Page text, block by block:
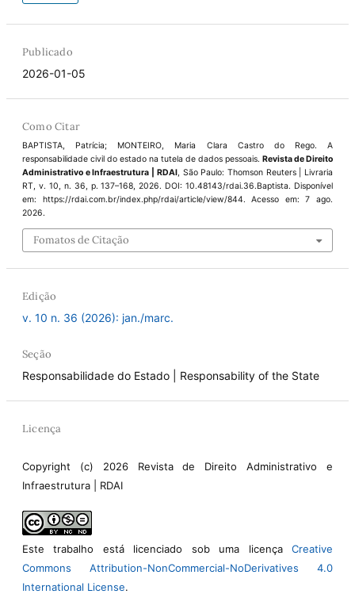
Publicado
2026-01-05
Como Citar
BAPTISTA, Patrícia; MONTEIRO, Maria Clara Castro do Rego. A
responsabilidade civil do estado na tutela de dados pessoais. Revista de Direito
Administrativo e Infraestrutura | RDAI, São Paulo: Thomson Reuters | Livraria
RT, v. 10, n. 36, p. 137–168, 2026. DOI: 10.48143/rdai.36.Baptista. Disponível
em: https://rdai.com.br/index.php/rdai/article/view/844. Acesso em: 7 ago.
2026.
Fomatos de Citação
Edição
v. 10 n. 36 (2026): jan./marc.
Seção
Responsabilidade do Estado | Responsability of the State
Licença
Copyright (c) 2026 Revista de Direito Administrativo e
Infraestrutura | RDAI
Este trabalho está licenciado sob uma licença Creative
Commons Attribution-NonCommercial-NoDerivatives 4.0
International License.